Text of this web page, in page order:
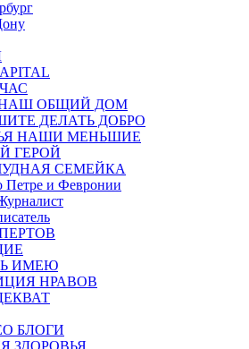
ОБЩИЙ ДОМ
ДЕЛАТЬ ДОБРО
НАШИ МЕНЬШИЕ
ГЕРОЙ
СЕМЕЙКА
Петре и Февронии
ИМЕЮ
НРАВОВ
БЛОГИ
ЗДОРОВЬЯ